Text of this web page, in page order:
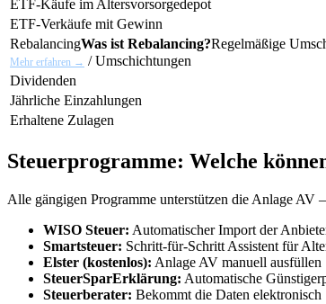
ETF-Käufe im Altersvorsorgedepot
ETF-Verkäufe mit Gewinn
RebalancingWas ist Rebalancing?Regelmäßige
Mehr erfahren → / Umschichtungen
Dividenden
Jährliche Einzahlungen
Erhaltene Zulagen
Steuerprogramme: Welche
Alle gängigen Programme unterstützen die Anlage AV
WISO Steuer: Automatischer Import der
Smartsteuer: Schritt-für-Schritt Assistent für
Elster (kostenlos): Anlage AV manuell ausfüllen
SteuerSparErklärung: Automatische
Steuerberater: Bekommt die Daten elektronisch